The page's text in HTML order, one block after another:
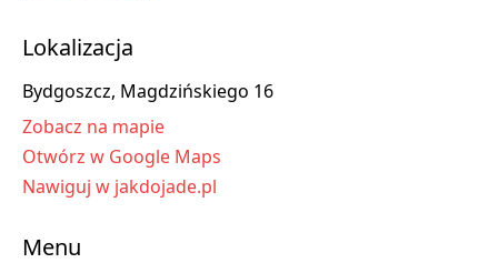
Lokalizacja
Bydgoszcz, Magdzińskiego 16
Zobacz na mapie
Otwórz w Google Maps
Nawiguj w jakdojade.pl
Menu